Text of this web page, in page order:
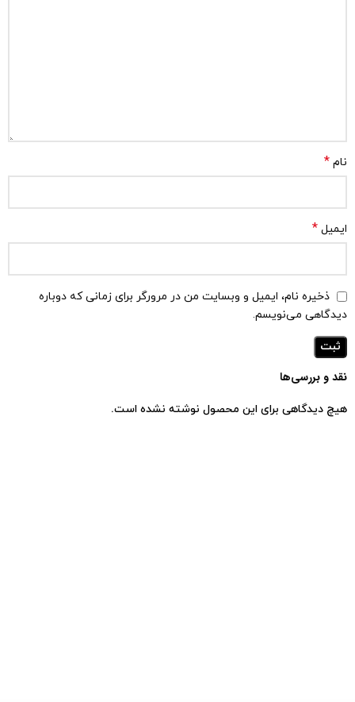
نقد و بررسی‌ها
هیچ دیدگاهی برای این محصول نوشته نشده است.
نام *
ایمیل *
ذخیره نام، ایمیل و وبسایت من در مرورگر برای زمانی که دوباره
دیدگاهی می‌نویسم.